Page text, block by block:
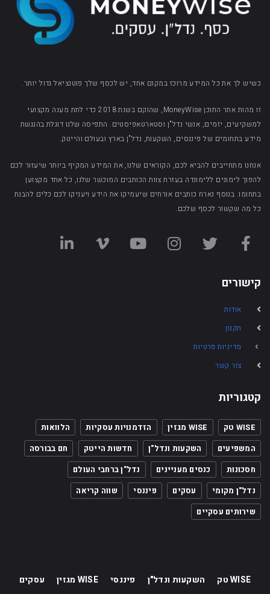
כשיש לך את כל המידע מרוכז במקום אחד, יש לכסף שלך פוטנציאל גדול יותר.
זו מהות אתר התוכן MoneyWise, שהוקם בשנת 2018 כדי לתת מענה מקצועי
למשקיעים, יזמים, אנשי נדל"ן וסטארטאפיסטים. התפיסה שלנו דוגלת בהנגשת
מידע בתחומים של פיננסים, השקעות, נדל"ן בארץ ובעולם והייטק.
אנחנו מתחייבים להביא לכם, הקוראים שלנו, את המידע המקיף ביותר שיעזור לכם
להפוך לימונים ללימונדה בעזרת צוות הכותבים המוכשר שלנו, כל אחד מקצוען
בתחומו. בנוסף נארח כותבים אורחים שיעמיקו את הידע ויעניקו לכם כלים להבנת
כל מה שקשור לכסף שלכם.
קישורים
אודות
תקנון
מדיניות פרטיות
צור קשר
קטגוריות
WISE טק WISE מגזין הזדמנויות עסקיות
הלוואות
המשפיעים
השקעות ונדל"ן חדשות הייטק
חם בבורסה
חסכונות
כנסים מעניינים
נדל"ן ברחבי העולם
נדל"ן מקומי
עסקים פיננסי
שווה קריאה
שירותים עסקיים
WISE טק השקעות ונדל"ן פיננסי WISE מגזין עסקים